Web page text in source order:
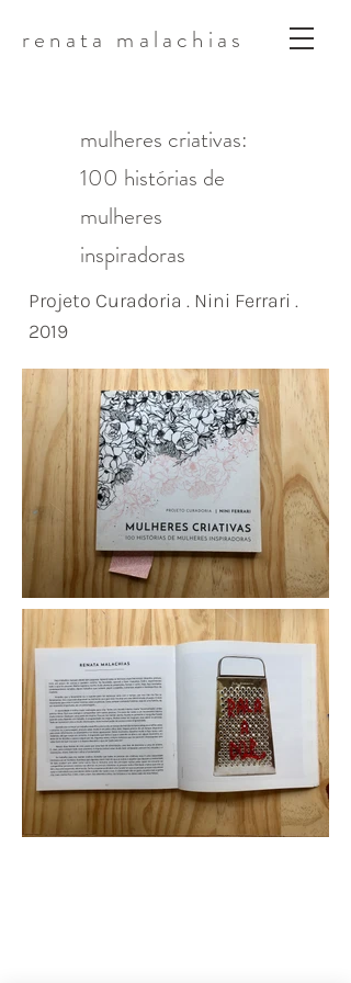
renata malachias
mulheres criativas:
100 histórias de
mulheres
inspiradoras
Projeto Curadoria . Nini Ferrari .
2019